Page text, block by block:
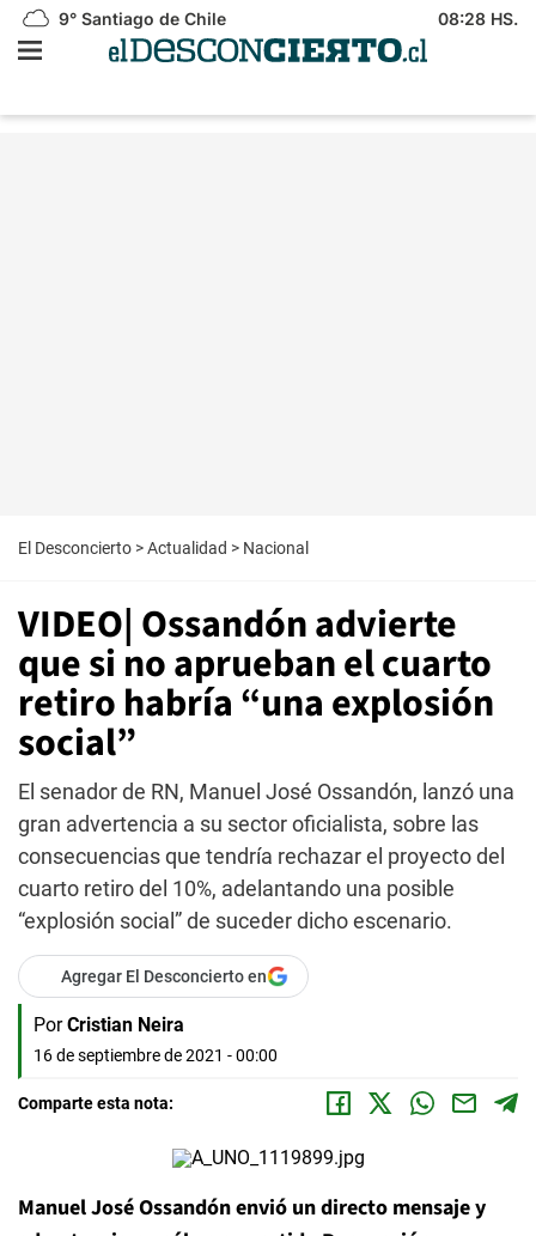
9° Santiago de Chile 08:28 HS.
El Desconcierto >Actualidad > Nacional
VIDEO| Ossandón advierte
que si no aprueban el cuarto
retiro habría “una explosión
social”
El senador de RN, Manuel José Ossandón, lanzó una
gran advertencia a su sector oficialista, sobre las
consecuencias que tendría rechazar el proyecto del
cuarto retiro del 10%, adelantando una posible
“explosión social” de suceder dicho escenario.
Agregar El Desconcierto en
Por Cristian Neira
16 de septiembre de 2021 - 00:00
Comparte esta nota:
Manuel José Ossandón envió un directo mensaje y